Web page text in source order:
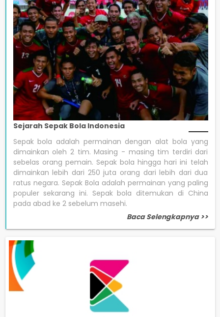
Sejarah Sepak Bola Indonesia
Sepak bola adalah permainan dengan alat bola yang
dimainkan oleh 2 tim. Masing - masing tim terdiri dari
sebelas orang pemain. Sepak bola hingga hari ini telah
dimainkan lebih dari 250 juta orang dari lebih dari dua
ratus negara. Sepak Bola adalah permainan yang paling
populer sekarang ini. Sepak bola ditemukan di China
pada abad ke 2 sebelum masehi.
Baca Selengkapnya >>